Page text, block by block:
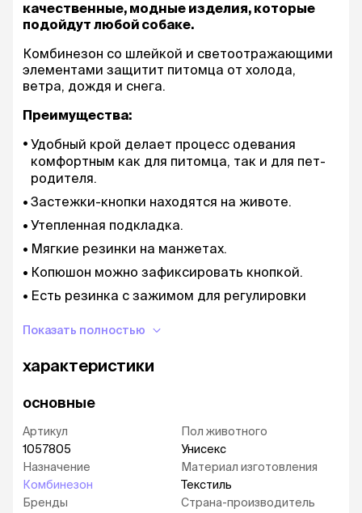
качественные, модные изделия, которые
подойдут любой собаке.
Комбинезон со шлейкой и светоотражающими
элементами защитит питомца от холода,
ветра, дождя и снега.
Преимущества:
Удобный крой делает процесс одевания
комфортным как для питомца, так и для пет-
родителя.
Застежки-кнопки находятся на животе.
Утепленная подкладка.
Мягкие резинки на манжетах.
Копюшон можно зафиксировать кнопкой.
Есть резинка с зажимом для регулировки
К прогулочному костюму пришита шлейка.
Есть светоотражающие элементы, чтобы
видеть собаку в темноте.
Привлекательный современный дизайн –
прогулке.
Рекомендации по уходу:стирка при 30
градусах, не гладить, не отбеливать.
Показать полностью
характеристики
основные
Артикул
1057805
Назначение
Комбинезон
Бренды
Пол животного
Унисекс
Материал изготовления
Текстиль
Страна-производитель